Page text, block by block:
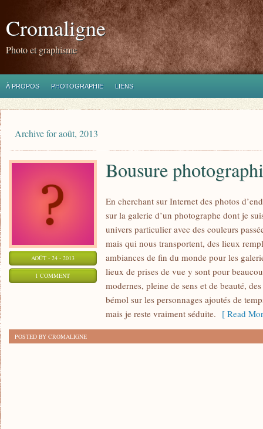
Cromaligne
Photo et graphisme
À PROPOS PHOTOGRAPHIE LIENS
Archive for août, 2013
AOÛT - 24 - 2013
1 COMMENT
Bousure
En cherchant sur Internet des photos
sur la galerie d’un photographe dont je
univers particulier avec des couleurs
mais qui nous transportent, des lieux
ambiances de fin du monde pour les
lieux de prises de vue y sont pour
modernes, pleine de sens et de beauté,
bémol sur les personnages ajoutés de
mais je reste vraiment séduite. [ Read
POSTED BY CROMALIGNE